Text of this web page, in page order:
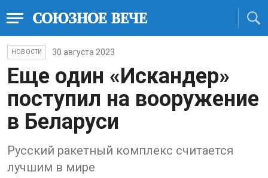
НОВОСТИ 30 августа 2023
Еще один «Искандер»
поступил на вооружение
в Беларуси
Русский ракетный комплекс считается
лучшим в мире